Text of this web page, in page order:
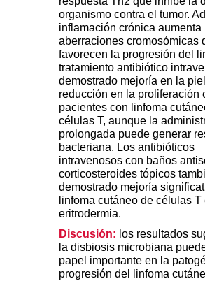
organismo contra el tumor.
inflamación crónica aumenta
aberraciones cromosómicas
favorecen la progresión del
tratamiento antibiótico
demostrado mejoría en la
reducción en la proliferación
pacientes con linfoma
células T, aunque la
prolongada puede generar
bacteriana. Los antibióticos
intravenosos con baños
corticosteroides tópicos
demostrado mejoría
linfoma cutáneo de células T
eritrodermia.
Discusión: los resultados
la disbiosis microbiana
papel importante en la
progresión del linfoma